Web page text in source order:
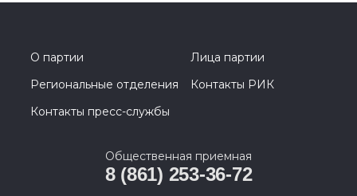
О партии
Лица партии
Региональные отделения
Контакты РИК
Контакты пресс-службы
Общественная приемная
8 (861) 253-36-72